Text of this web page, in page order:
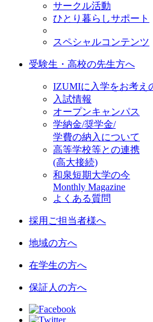
サークル活動
ひとり暮らしサポート
スペシャルコンテンツ
受験生・高校の先生方へ
IZUMIに入学をお考え
入試情報
オープンキャンパス
学納金/奨学金/
学費の納入について
高等学校等との連携
(高大接続)
和泉短期大学の今
Monthly Magazine
よくある質問
採用ご担当者様へ
地域の方へ
在学生の方へ
保証人の方へ